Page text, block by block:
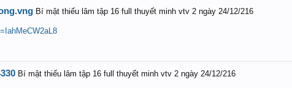
Bí mật thiếu lâm tập 16 full thuyết minh vtv 2 ngày 24/12/216
Bí mật thiếu lâm tập 16 full thuyết minh vtv 2 ngày 24/12/216